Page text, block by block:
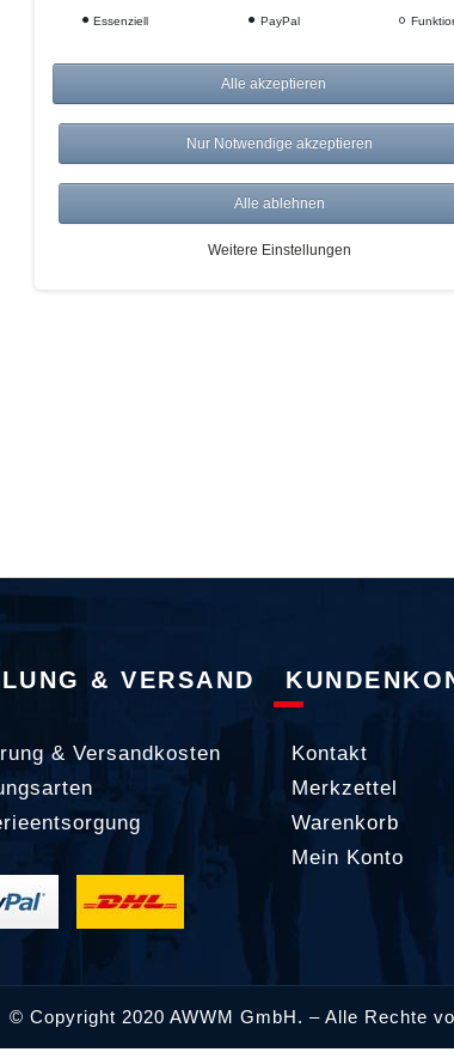
& VERSAND
& Versandkosten
Kontakt
Merkzettel
Warenkorb
Mein Konto
© Copyright 2020 AWWM GmbH. – Alle Rechte
Essenziell PayPal
Alle akzeptieren
Nur Notwendige akzeptieren
Alle ablehnen
Weitere Einstellungen